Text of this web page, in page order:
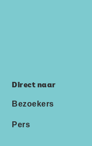
Direct naar
Bezoekers
Pers